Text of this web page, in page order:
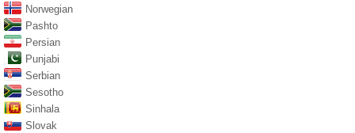
Norwegian
Pashto
Persian
Punjabi
Serbian
Sesotho
Sinhala
Slovak